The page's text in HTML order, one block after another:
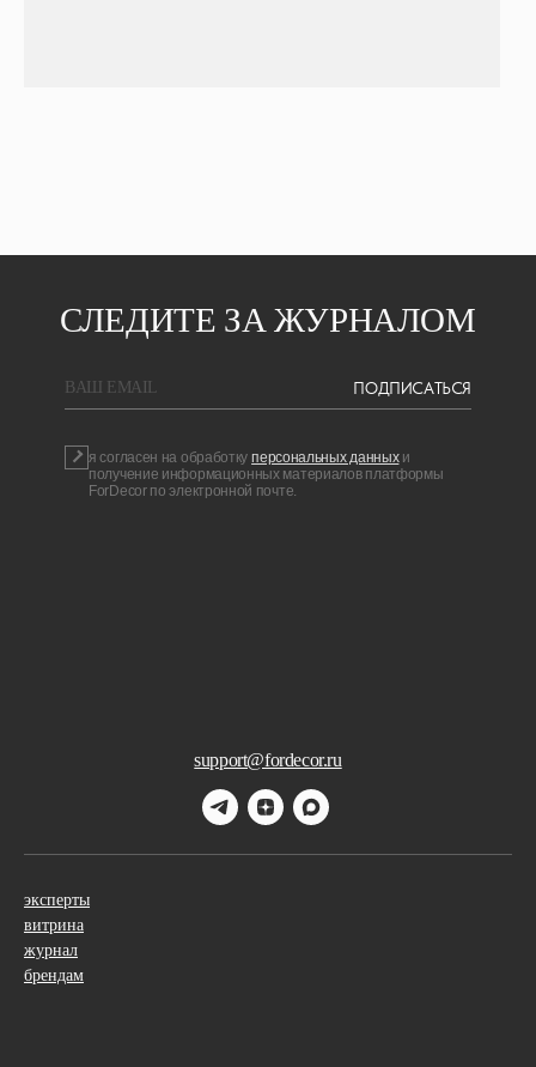
support@fordecor.ru
СЛЕДИТЕ ЗА ЖУРНАЛОМ
BAШ EMAIL ПОДПИСАТЬСЯ
я согласен на обработку персональных данных и
получение информационных материалов платформы
ForDecor по электронной почте.
эксперты
витрина
журнал
брендам